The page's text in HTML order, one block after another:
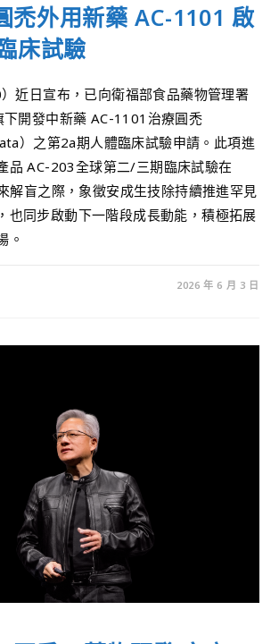
禿外用新藥 AC-1101 啟
床試驗
近日宣布，已向衛福部食品藥物管理署
下開發中新藥 AC-1101治療圓禿
）之第2a期人體臨床試驗申請。此項進
品 AC-203全球第二/三期臨床試驗在
解盲之際，象徵安成生技除持續推進罕見
也同步啟動下一階段成長動能，積極拓展
。
2026 年 6 月 3 日